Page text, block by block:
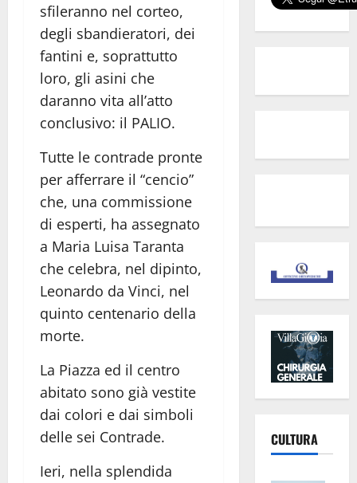
sfileranno nel corteo,
degli sbandieratori, dei
fantini e, soprattutto
loro, gli asini che
daranno vita all’atto
conclusivo: il PALIO.
Tutte le contrade pronte
per afferrare il “cencio”
che, una commissione
di esperti, ha assegnato
a Maria Luisa Taranta
che celebra, nel dipinto,
Leonardo da Vinci, nel
quinto centenario della
morte.
La Piazza ed il centro
abitato sono già vestite
dai colori e dai simboli
delle sei Contrade.
Ieri, nella splendida
CULTURA